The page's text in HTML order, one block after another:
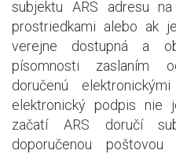
subjektu ARS adresu
prostriedkami alebo ak
verejne dostupná a
písomnosti zaslaním
doručenú
elektronický podpis nie
začatí ARS doručí
doporučenou